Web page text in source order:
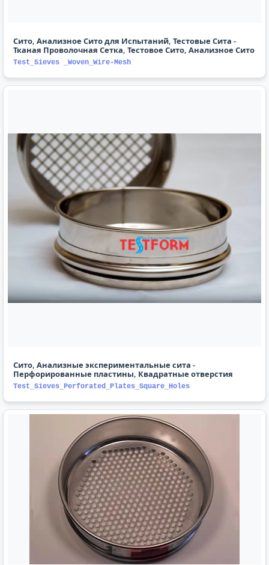
Сито, Анализное Сито для Испытаний, Тестовые Сита -
Тканая Проволочная Сетка, Тестовое Сито, Анализное Сито
Test_Sieves _Woven_Wire-Mesh
Сито, Анализные экспериментальные сита -
Перфорированные пластины, Квадратные отверстия
Test_Sieves_Perforated_Plates_Square_Holes